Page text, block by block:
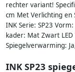
rechter variant!
cm Met Verlichting
INK Serie: SP23
kader: Mat Zwart
Spiegelverwarming:
INK SP23